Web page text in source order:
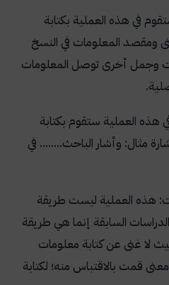
في هذه العملية بكتابة
ومقصد المعلومات في النسخ
وجمل أخرى توصل المعلومات
هذه العملية ستقوم بكتابة
مثال: وأشار الباحث........ في
هذه العملية ليست طريقة
السابقة إنما هي طريقة
لا غنى عن كتابة معلومات
قمت بالاقتباس منه؛ لكتابة